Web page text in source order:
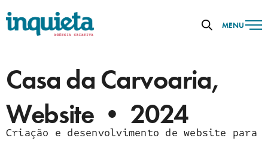
MENU
Casa da Carvoaria,
Website • 2024
Criação e desenvolvimento de website para